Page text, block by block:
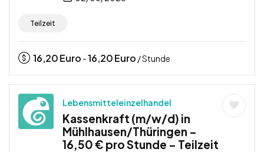
Teilzeit
16,20Euro -16,20Euro / Stunde
Lebensmitteleinzelhandel
Kassenkraft (m/w/d) in
Mühlhausen/Thüringen –
16,50 € pro Stunde – Teilzeit